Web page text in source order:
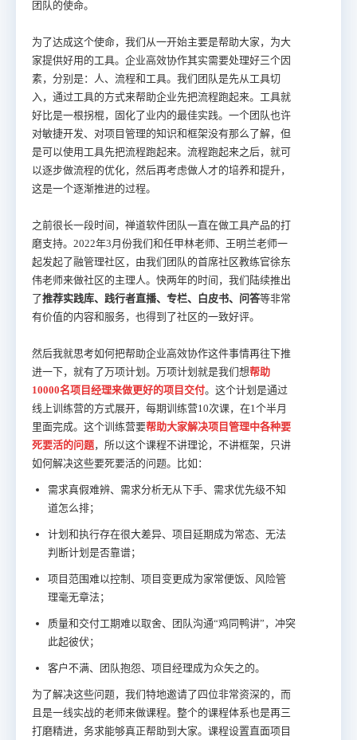
团队的使命。
为了达成这个使命，我们从一开始主要是帮助大家，为大
家提供好用的工具。企业高效协作其实需要处理好三个因
素，分别是：人、流程和工具。我们团队是先从工具切
入，通过工具的方式来帮助企业先把流程跑起来。工具就
好比是一根拐棍，固化了业内的最佳实践。一个团队也许
对敏捷开发、对项目管理的知识和框架没有那么了解，但
是可以使用工具先把流程跑起来。流程跑起来之后，就可
以逐步做流程的优化，然后再考虑做人才的培养和提升，
这是一个逐渐推进的过程。
之前很长一段时间，禅道软件团队一直在做工具产品的打
磨支持。2022年3月份我们和任甲林老师、王明兰老师一
起发起了融管理社区，由我们团队的首席社区教练官徐东
伟老师来做社区的主理人。快两年的时间，我们陆续推出
了推荐实践库、践行者直播、专栏、白皮书、问答等非常
有价值的内容和服务，也得到了社区的一致好评。
然后我就思考如何把帮助企业高效协作这件事情再往下推
进一下，就有了万项计划。万项计划就是我们想帮助
10000名项目经理来做更好的项目交付。这个计划是通过
线上训练营的方式展开，每期训练营10次课，在1个半月
里面完成。这个训练营要帮助大家解决项目管理中各种要
死要活的问题，所以这个课程不讲理论，不讲框架，只讲
如何解决这些要死要活的问题。比如：
需求真假难辨、需求分析无从下手、需求优先级不知
道怎么排；
计划和执行存在很大差异、项目延期成为常态、无法
判断计划是否靠谱；
项目范围难以控制、项目变更成为家常便饭、风险管
理毫无章法；
质量和交付工期难以取舍、团队沟通“鸡同鸭讲”，冲突
此起彼伏；
客户不满、团队抱怨、项目经理成为众矢之的。
为了解决这些问题，我们特地邀请了四位非常资深的，而
且是一线实战的老师来做课程。整个的课程体系也是再三
打磨精进，务求能够真正帮助到大家。课程设置直面项目